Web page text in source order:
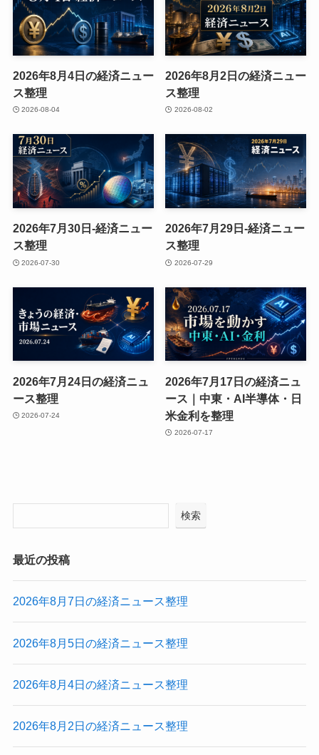
2026年8月4日の経済ニュー
ス整理
2026-08-04
2026年8月2日の経済ニュー
ス整理
2026-08-02
2026年7月30日-経済ニュー
ス整理
2026-07-30
2026年7月29日-経済ニュー
ス整理
2026-07-29
2026年7月24日の経済ニュ
ース整理
2026-07-24
2026年7月17日の経済ニュ
ース｜中東・AI半導体・日
米金利を整理
2026-07-17
検索
最近の投稿
2026年8月7日の経済ニュース整理
2026年8月5日の経済ニュース整理
2026年8月4日の経済ニュース整理
2026年8月2日の経済ニュース整理